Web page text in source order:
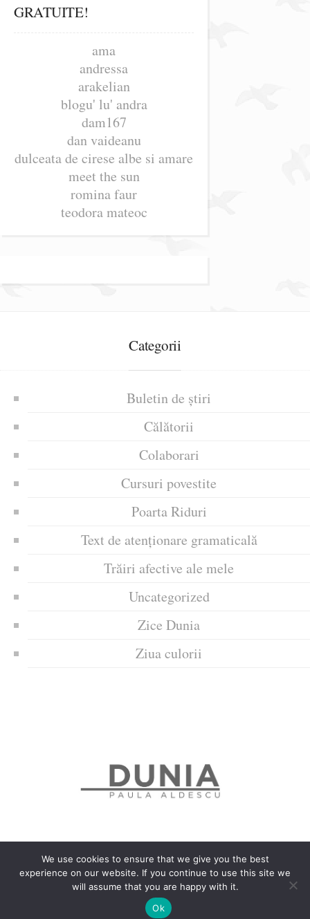
GRATUITE!
ama
andressa
arakelian
blogu' lu' andra
dam167
dan vaideanu
dulceata de cirese albe si amare
meet the sun
romina faur
teodora mateoc
Categorii
Buletin de știri
Călătorii
Colaborari
Cursuri povestite
Poarta Riduri
Text de atenționare gramaticală
Trăiri afective ale mele
Uncategorized
Zice Dunia
Ziua culorii
Politica de confidențialitate
Politică privind fișierele cookies
Copyrights © 2018 Dunia
We use cookies to ensure that we give you the best
experience on our website. If you continue to use this site we
will assume that you are happy with it.
Ok